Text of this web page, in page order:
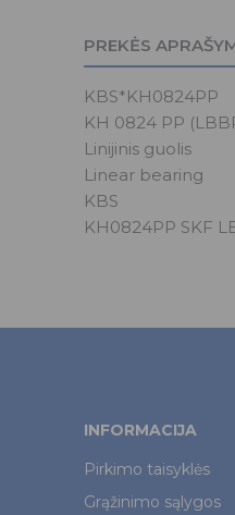
PREKĖS
KBS*KH0824PP
KH 0824 PP
Linijinis guolis
Linear bearing
KBS
KH0824PP SKF
INFORMACIJA
Pirkimo taisyklės
Grąžinimo sąlygos